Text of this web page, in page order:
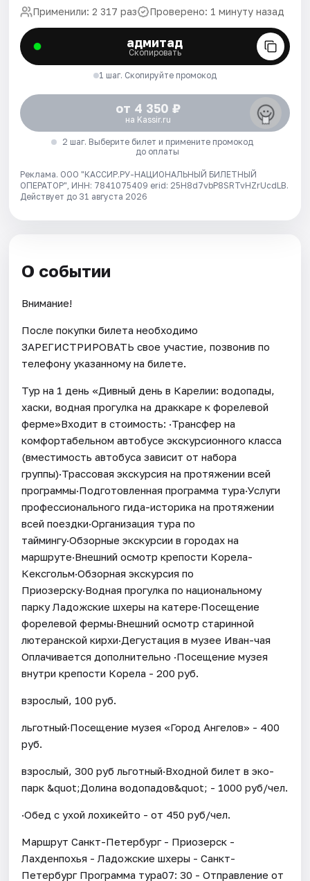
Применили: 2 317 раз Проверено: 1 минуту назад
адмитад
Скопировать
1 шаг. Скопируйте промокод
от 4 350 ₽
на Kassir.ru
2 шаг. Выберите билет и примените промокод
до оплаты
Реклама. ООО "КАССИР.РУ-НАЦИОНАЛЬНЫЙ БИЛЕТНЫЙ
ОПЕРАТОР", ИНН: 7841075409 erid: 25H8d7vbP8SRTvHZrUcdLB.
Действует до 31 августа 2026
О событии
Внимание!
После покупки билета необходимо
ЗАРЕГИСТРИРОВАТЬ свое участие, позвонив по
телефону указанному на билете.
Тур на 1 день «Дивный день в Карелии: водопады,
хаски, водная прогулка на драккаре к форелевой
ферме»Входит в стоимость: ·Трансфер на
комфортабельном автобусе экскурсионного класса
(вместимость автобуса зависит от набора
группы)·Трассовая экскурсия на протяжении всей
программы·Подготовленная программа тура·Услуги
профессионального гида-историка на протяжении
всей поездки·Организация тура по
таймингу·Обзорные экскурсии в городах на
маршруте·Внешний осмотр крепости Корела-
Кексгольм·Обзорная экскурсия по
Приозерску·Водная прогулка по национальному
парку Ладожские шхеры на катере·Посещение
форелевой фермы·Внешний осмотр старинной
лютеранской кирхи·Дегустация в музее Иван-чая
Оплачивается дополнительно ·Посещение музея
внутри крепости Корела - 200 руб.
взрослый, 100 руб.
льготный·Посещение музея «Город Ангелов» - 400
руб.
взрослый, 300 руб льготный·Входной билет в эко-
парк &quot;Долина водопадов&quot; - 1000 руб/чел.
·Обед с ухой лохикейто - от 450 руб/чел.
Маршрут Санкт-Петербург - Приозерск -
Лахденпохья - Ладожские шхеры - Санкт-
Петербург Программа тура07: 30 - Отправление от